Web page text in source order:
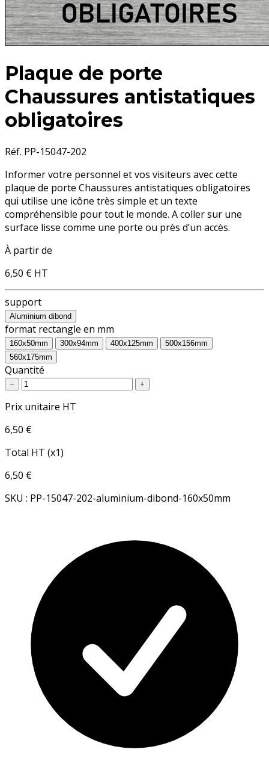
Plaque de porte
Chaussures antistatiques
obligatoires
Réf. PP-15047-202
Informer votre personnel et vos visiteurs avec cette
plaque de porte Chaussures antistatiques obligatoires
qui utilise une icône très simple et un texte
compréhensible pour tout le monde. A coller sur une
surface lisse comme une porte ou près d’un accès.
À partir de
6,50 € HT
support
Aluminium dibond
format rectangle en mm
160x50mm 300x94mm 400x125mm
500x156mm
560x175mm
Quantité
− +
Prix unitaire HT
6,50 €
Total HT (x1)
6,50 €
SKU : PP-15047-202-aluminium-dibond-160x50mm